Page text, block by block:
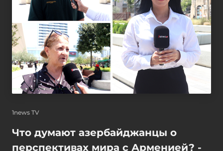
1news TV
Что думают азербайджанцы о
перспективах мира с Арменией? -